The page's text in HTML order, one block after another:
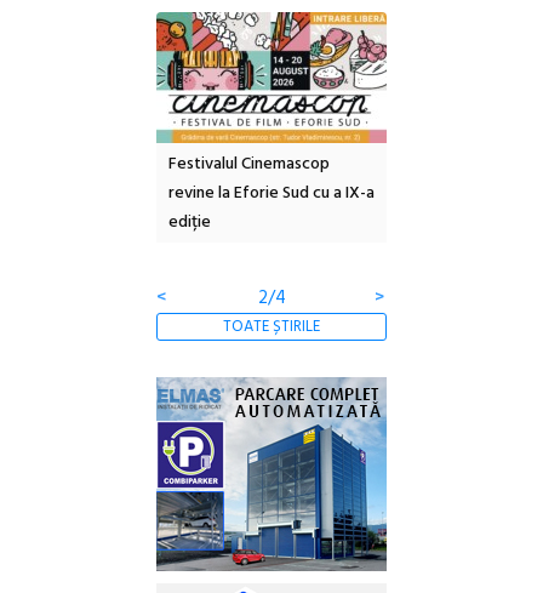
Festivalul Cinemascop
revine la Eforie Sud cu a IX-a
ediție
<
2/4 >
TOATE ȘTIRILE